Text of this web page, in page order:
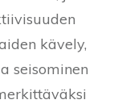
kävely,
seisominen